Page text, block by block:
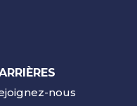
nous